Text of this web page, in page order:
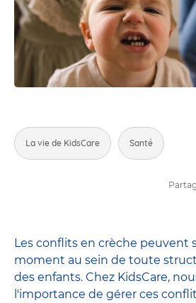
La vie de KidsCare Santé
Les conflits en crèche peuvent
moment au sein de toute
des enfants. Chez KidsCare,
l'importance de gérer ces